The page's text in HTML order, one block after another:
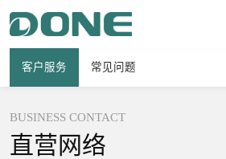
客户服务 常见问题
BUSINESS CONTACT
直营网络